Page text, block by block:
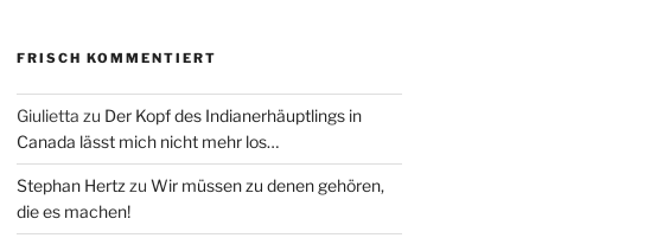
FRISCH KOMMENTIERT
Giulietta zu Der Kopf des Indianerhäuptlings in
Canada lässt mich nicht mehr los…
Stephan Hertz zu Wir müssen zu denen gehören,
die es machen!